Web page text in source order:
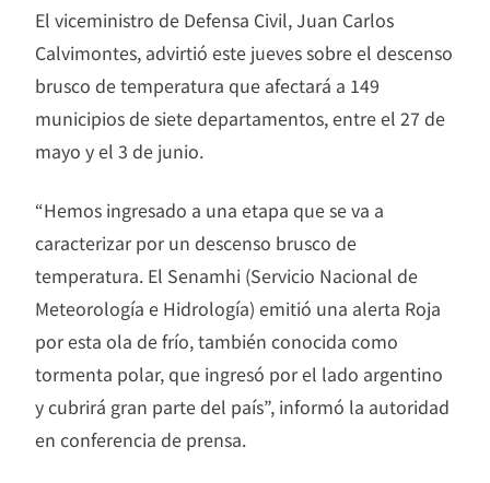
El viceministro de Defensa Civil, Juan Carlos
Calvimontes, advirtió este jueves sobre el descenso
brusco de temperatura que afectará a 149
municipios de siete departamentos, entre el 27 de
mayo y el 3 de junio.
“Hemos ingresado a una etapa que se va a
caracterizar por un descenso brusco de
temperatura. El Senamhi (Servicio Nacional de
Meteorología e Hidrología) emitió una alerta Roja
por esta ola de frío, también conocida como
tormenta polar, que ingresó por el lado argentino
y cubrirá gran parte del país”, informó la autoridad
en conferencia de prensa.